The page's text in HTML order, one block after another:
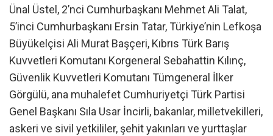
Ünal Üstel, 2’nci Cumhurbaşkanı Mehmet Ali Talat,
5’inci Cumhurbaşkanı Ersin Tatar, Türkiye’nin Lefkoşa
Büyükelçisi Ali Murat Başçeri, Kıbrıs Türk Barış
Kuvvetleri Komutanı Korgeneral Sebahattin Kılınç,
Güvenlik Kuvvetleri Komutanı Tümgeneral İlker
Görgülü, ana muhalefet Cumhuriyetçi Türk Partisi
Genel Başkanı Sıla Usar İncirli, bakanlar, milletvekilleri,
askeri ve sivil yetkililer, şehit yakınları ve yurttaşlar